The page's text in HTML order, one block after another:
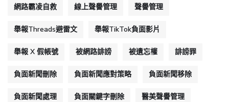
網路霸凌自救 線上聲譽管理 聲譽管理
舉報Threads避雷文 舉報TikTok負面影片
舉報 X 假帳號 被網路誹謗 被遺忘權 誹謗罪
負面新聞刪除 負面新聞應對策略 負面新聞移除
負面新聞處理 負面關鍵字刪除 醫美聲譽管理